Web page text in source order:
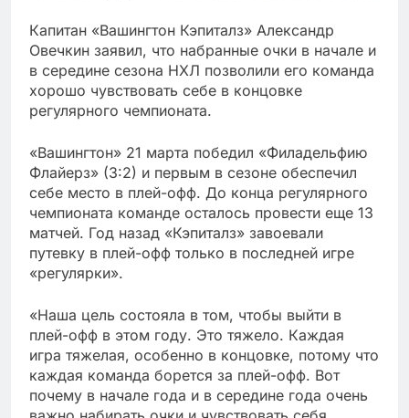
Капитан «Вашингтон Кэпиталз» Александр
Овечкин заявил, что набранные очки в начале и
в середине сезона НХЛ позволили его команда
хорошо чувствовать себе в концовке
регулярного чемпионата.
«Вашингтон» 21 марта победил «Филадельфию
Флайерз» (3:2) и первым в сезоне обеспечил
себе место в плей-офф. До конца регулярного
чемпионата команде осталось провести еще 13
матчей. Год назад «Кэпиталз» завоевали
путевку в плей-офф только в последней игре
«регулярки».
«Наша цель состояла в том, чтобы выйти в
плей-офф в этом году. Это тяжело. Каждая
игра тяжелая, особенно в концовке, потому что
каждая команда борется за плей-офф. Вот
почему в начале года и в середине года очень